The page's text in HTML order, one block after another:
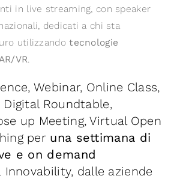
in live streaming, con speaker
dedicati a chi sta
utilizzandotecnologie
VR.
Webinar, Online Class,
Digital Roundtable,
up Meeting, Virtual Open
per una settimana di
e on demand
Innovability, dalle aziende